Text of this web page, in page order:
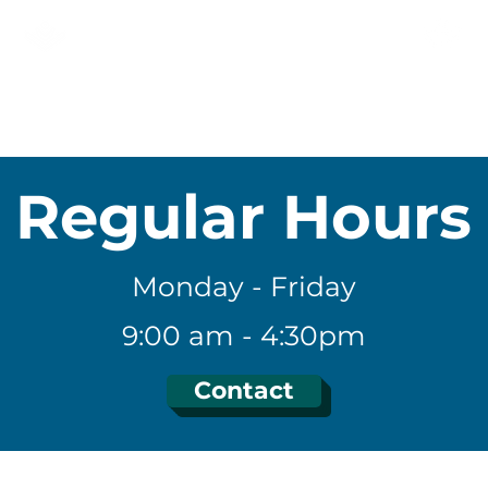
Regular Hours
Monday - Friday
9:00 am - 4:30pm
Contact